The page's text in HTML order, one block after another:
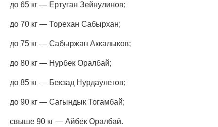
до 65 кг — Ертуган Зейнулинов;
до 70 кг — Торехан Сабырхан;
до 75 кг — Сабыржан Аккалыков;
до 80 кг — Нурбек Оралбай;
до 85 кг — Бекзад Нурдаулетов;
до 90 кг — Сагындык Тогамбай;
свыше 90 кг — Айбек Оралбай.